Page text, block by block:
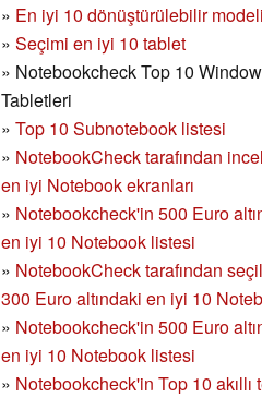
» En iyi 10 dönüştürülebilir modeli
» Seçimi en iyi 10 tablet
» Notebookcheck Top 10
Tabletleri
» Top 10 Subnotebook listesi
» NotebookCheck tarafından
en iyi Notebook ekranları
» Notebookcheck'in 500 Euro
en iyi 10 Notebook listesi
» NotebookCheck tarafından
300 Euro altındaki en iyi 10
» Notebookcheck'in 500 Euro
en iyi 10 Notebook listesi
» Notebookcheck'in Top 10 akıllı